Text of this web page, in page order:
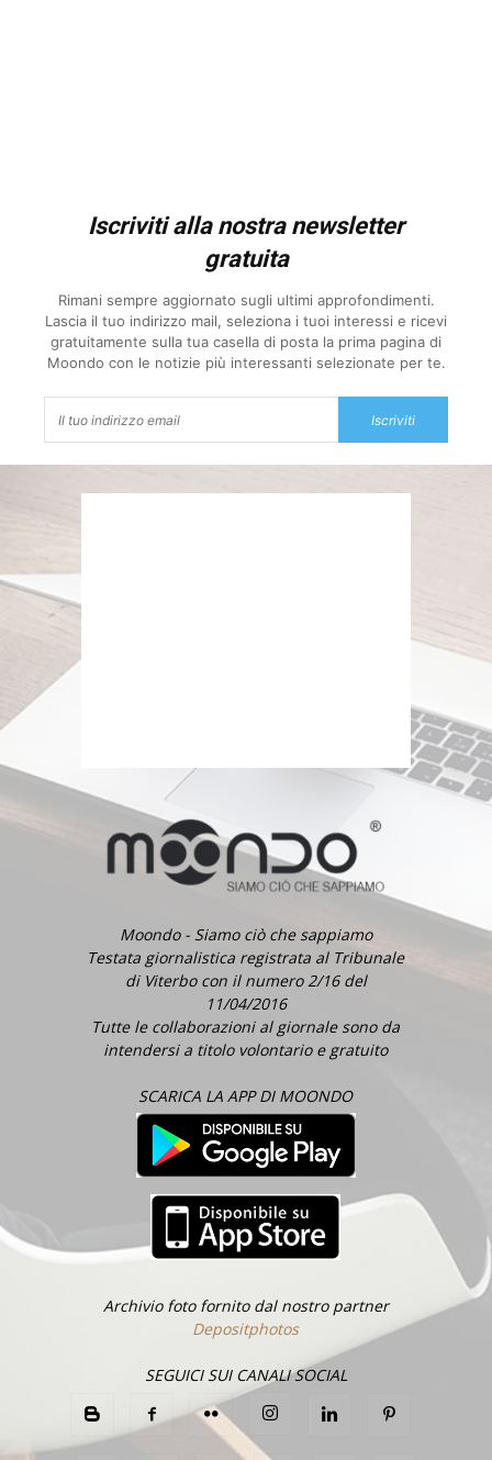
Iscriviti alla nostra newsletter
gratuita
Rimani sempre aggiornato sugli ultimi approfondimenti.
Lascia il tuo indirizzo mail, seleziona i tuoi interessi e ricevi
gratuitamente sulla tua casella di posta la prima pagina di
Moondo con le notizie più interessanti selezionate per te.
Iscriviti
Moondo - Siamo ciò che sappiamo
Testata giornalistica registrata al Tribunale
di Viterbo con il numero 2/16 del
11/04/2016
Tutte le collaborazioni al giornale sono da
intendersi a titolo volontario e gratuito
SCARICA LA APP DI MOONDO
Archivio foto fornito dal nostro partner
Depositphotos
SEGUICI SUI CANALI SOCIAL